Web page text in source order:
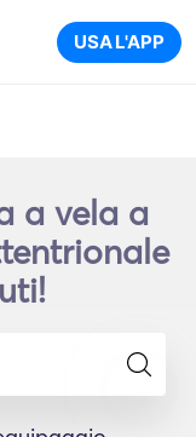
USA L'APP
a vela a